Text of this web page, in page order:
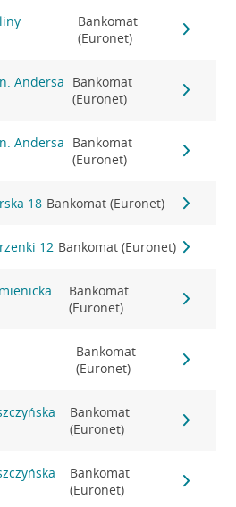
Bankomat
(Euronet)
Andersa Bankomat
(Euronet)
Andersa Bankomat
(Euronet)
18 Bankomat (Euronet)
12 Bankomat (Euronet)
Bankomat
(Euronet)
Bankomat
(Euronet)
Bankomat
(Euronet)
Bankomat
(Euronet)